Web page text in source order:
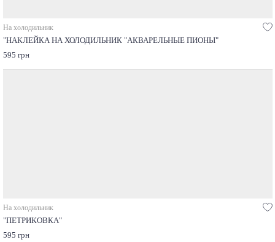
На холодильник
"НАКЛЕЙКА НА ХОЛОДИЛЬНИК "АКВАРЕЛЬНЫЕ ПИОНЫ"
595 грн
На холодильник
"ПЕТРИКОВКА"
595 грн